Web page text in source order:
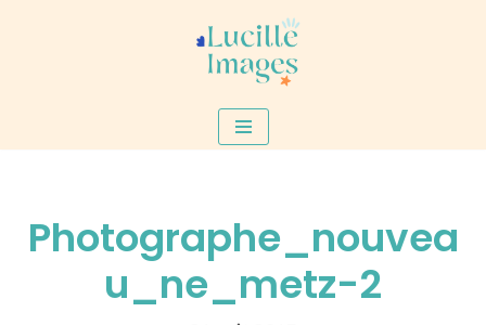
Photographe_nouvea
u_ne_metz-2